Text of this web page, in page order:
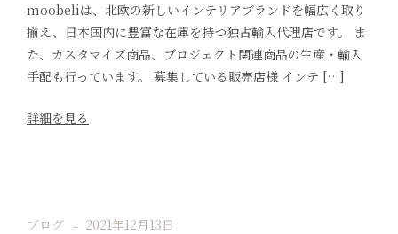
moobeliは、北欧の新しいインテリアブランドを幅広く取り
揃え、日本国内に豊富な在庫を持つ独占輸入代理店です。 ま
た、カスタマイズ商品、プロジェクト関連商品の生産・輸入
手配も行っています。 募集している販売店様 インテ […]
詳細を見る
ブログ 2021年12月13日